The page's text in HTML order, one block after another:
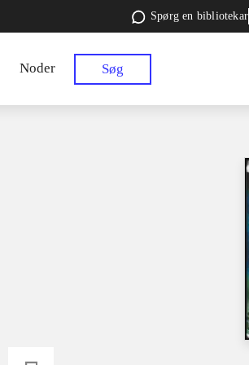
Spørg en bibliotekar
Noder Søg